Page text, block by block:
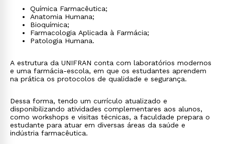
Química Farmacêutica;
Anatomia Humana;
Bioquímica;
Farmacologia Aplicada à Farmácia;
Patologia Humana.
A estrutura da UNIFRAN conta com laboratórios modernos
e uma farmácia-escola, em que os estudantes aprendem
na prática os protocolos de qualidade e segurança.
Dessa forma, tendo um currículo atualizado e
disponibilizando atividades complementares aos alunos,
como workshops e visitas técnicas, a faculdade prepara o
estudante para atuar em diversas áreas da saúde e
indústria farmacêutica.